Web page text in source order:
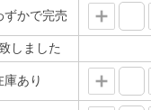
ずかで完売
しました
庫あり